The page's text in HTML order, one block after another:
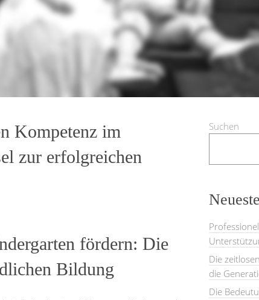
Kompetenz im
zur erfolgreichen
fördern: Die
Bildung
Suchen
Die
die
Die